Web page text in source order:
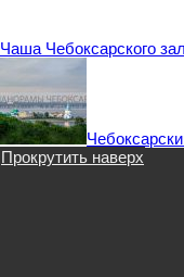
Чаша Чебоксарского
Прокрутить наверх